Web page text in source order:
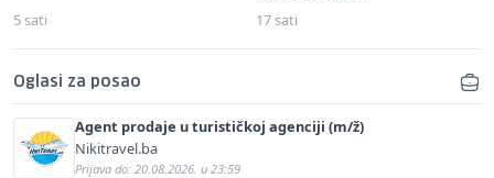
5 sati 17 sati
Oglasi za posao
Agent prodaje u turističkoj agenciji (m/ž)
Nikitravel.ba
Prijava do: 20.08.2026. u 23:59